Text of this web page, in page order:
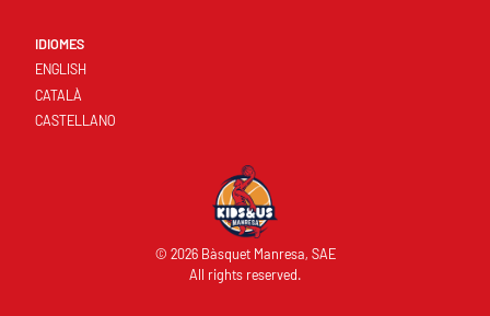
IDIOMES
ENGLISH
CATALÀ
CASTELLANO
© 2026 Bàsquet Manresa, SAE
All rights reserved.